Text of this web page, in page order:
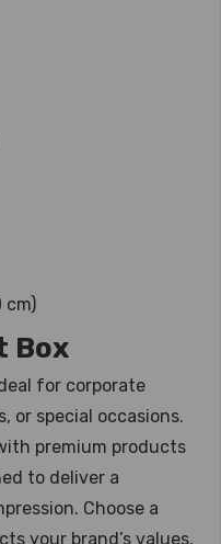
cm)
Box
for corporate
or special occasions.
premium products
to deliver a
Choose a
your brand’s values,